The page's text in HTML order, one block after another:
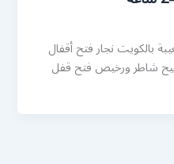
بالكويت نجار فتح أقفال
مفاتيح شاطر ورخيص فتح قفل